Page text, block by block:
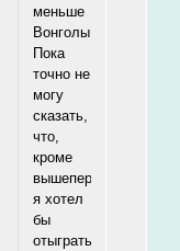
меньше
Вонголы.
Пока
точно не
могу
сказать,
что,
кроме
вышеперечисленного,
я хотел
бы
отыграть,